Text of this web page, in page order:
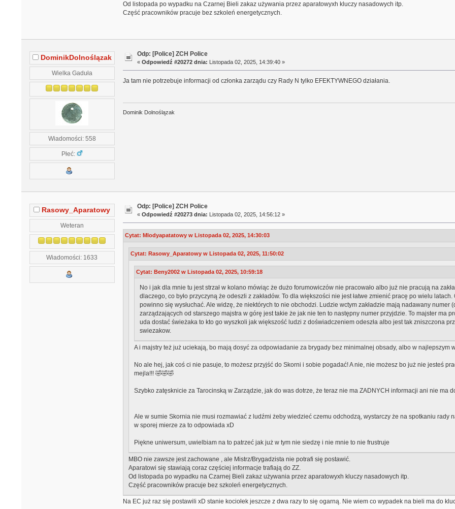
Od listopada po wypadku na Czarnej Bieli zakaz używania przez aparatowyxh kluczy nasadowych itp.
Część pracowników pracuje bez szkoleń energetycznych.
DominikDolnoślązak
Wielka Gaduła
Wiadomości: 558
Płeć:
Odp: [Police] ZCH Police
«Odpowiedź #20272 dnia: Listopada 02, 2025, 14:39:40 »
Ja tam nie potrzebuje informacji od członka zarządu czy Rady N tylko EFEKTYWNEGO działania.
Dominik Dolnoślązak
Rasowy_Aparatowy
Weteran
Wiadomości: 1633
Odp: [Police] ZCH Police
«Odpowiedź #20273 dnia: Listopada 02, 2025, 14:56:12 »
Cytat: Mlodyapatatowy w Listopada 02, 2025, 14:30:03
Cytat: Rasowy_Aparatowy w Listopada 02, 2025, 11:50:02
Cytat: Beny2002 w Listopada 02, 2025, 10:59:18
No i jak dla mnie tu jest strzał w kolano mówiąc że dużo forumowiczów nie pracowało albo już nie pracują na
dlaczego, co było przyczyną że odeszli z zakładów. To dla większości nie jest łatwe zmienić pracę po wielu
powinno się wysłuchać. Ale widzę, że niektórych to nie obchodzi. Ludzie wctym zakładzie mają nadawany
zarządzających od starszego majstra w górę jest takie że jak nie ten to następny numer przyjdzie. To majster ma
uda dostać świeżaka to kto go wyszkoli jak większość ludzi z doświadczeniem odeszła albo jest tak zniszczona
swiezakow.
A i majstry też już uciekają, bo mają dosyć za odpowiadanie za brygady bez minimalnej obsady, albo w najlepszym
No ale hej, jak coś ci nie pasuje, to możesz przyjść do Skorni i sobie pogadać! A nie, nie możesz bo już nie jesteś
mejla!!! 🤣🤣🤣
Szybko zatęsknicie za Tarocinską w Zarządzie, jak do was dotrze, że teraz nie ma ZADNYCH informacji ani nie ma
Ale w sumie Skornia nie musi rozmawiać z ludźmi żeby wiedzieć czemu odchodzą, wystarczy że na spotkaniu rady
w sporej mierze za to odpowiada xD
Piękne uniwersum, uwielbiam na to patrzeć jak już w tym nie siedzę i nie mnie to nie frustruje
MBO nie zawsze jest zachowane , ale Mistrz/Brygadzista nie potrafi się postawić.
Aparatowi się stawiają coraz częściej informacje trafiają do ZZ.
Od listopada po wypadku na Czarnej Bieli zakaz używania przez aparatowyxh kluczy nasadowych itp.
Część pracowników pracuje bez szkoleń energetycznych.
Na EC już raz się postawili xD stanie kociołek jeszcze z dwa razy to się ogarną. Nie wiem co wypadek na bieli ma do